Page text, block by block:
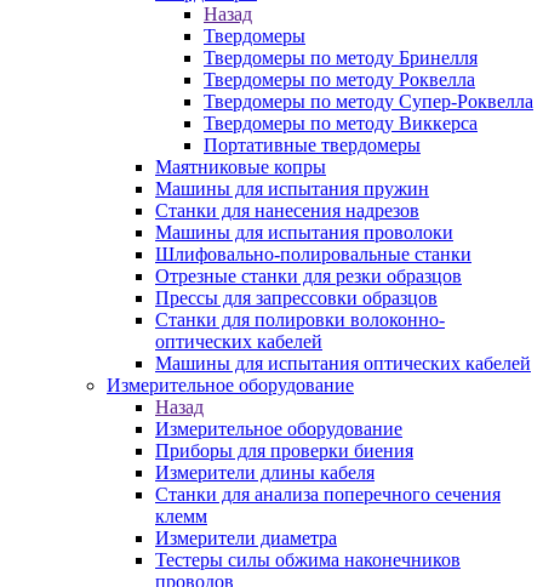
Назад
Твердомеры
Твердомеры по методу Бринелля
Твердомеры по методу Роквелла
Твердомеры по методу Супер-Роквелла
Твердомеры по методу Виккерса
Портативные твердомеры
Маятниковые копры
Машины для испытания пружин
Станки для нанесения надрезов
Машины для испытания проволоки
Шлифовально-полировальные станки
Отрезные станки для резки образцов
Прессы для запрессовки образцов
Станки для полировки волоконно-
оптических кабелей
Машины для испытания оптических кабелей
Измерительное оборудование
Назад
Измерительное оборудование
Приборы для проверки биения
Измерители длины кабеля
Станки для анализа поперечного сечения
клемм
Измерители диаметра
Тестеры силы обжима наконечников
проводов